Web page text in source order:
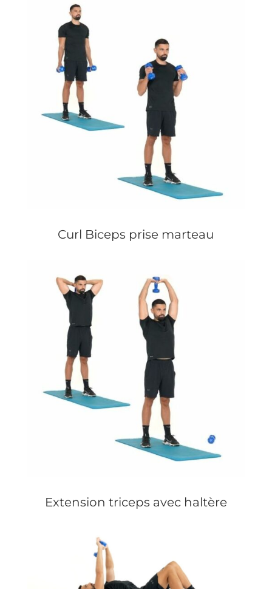
Curl Biceps prise marteau
Extension triceps avec haltère